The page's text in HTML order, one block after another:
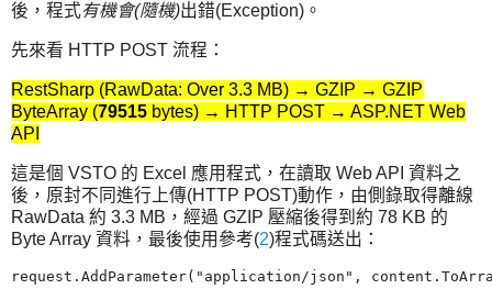
後，程式有機會(隨機)出錯(Exception)。
先來看 HTTP POST 流程：
RestSharp (RawData: Over 3.3 MB) → GZIP → GZIP
ByteArray (79515 bytes) → HTTP POST → ASP.NET Web
API
這是個 VSTO 的 Excel 應用程式，在讀取 Web API 資料之
後，原封不同進行上傳(HTTP POST)動作，由側錄取得離線
RawData 約 3.3 MB，經過 GZIP 壓縮後得到約 78 KB 的
Byte Array 資料，最後使用參考(2)程式碼送出：